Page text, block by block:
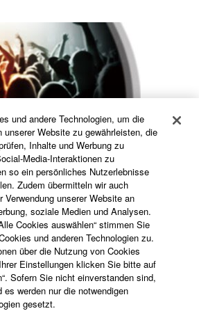
aller
und andere Technologien, um die
unserer Website zu gewährleisten, die
Inhalte und Werbung zu
Media-Interaktionen zu
so ein persönliches Nutzerlebnisse
Zudem übermitteln wir auch
Verwendung unserer Website an
soziale Medien und Analysen.
Cookies auswählen“ stimmen Sie
und anderen Technologien zu.
über die Nutzung von Cookies
Einstellungen klicken Sie bitte auf
Sofern Sie nicht einverstanden sind,
es werden nur die notwendigen
gesetzt.